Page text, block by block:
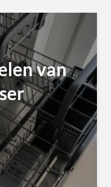
van